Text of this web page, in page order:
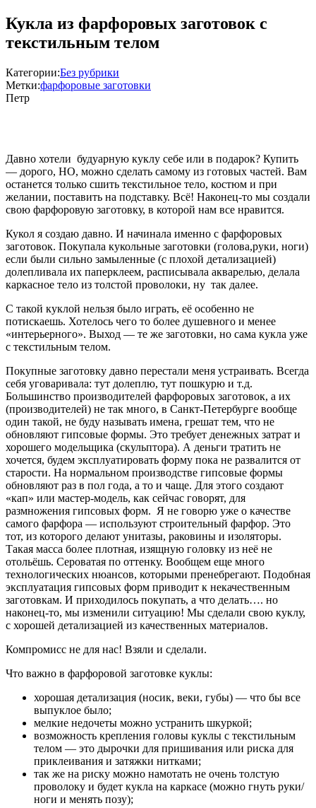
Кукла из фарфоровых заготовок с
текстильным телом
Категории:Без рубрики
Метки:фарфоровые заготовки
Петр
Давно хотели будуарную куклу себе или в подарок? Купить
— дорого, НО, можно сделать самому из готовых частей. Вам
останется только сшить текстильное тело, костюм и при
желании, поставить на подставку. Всё! Наконец-то мы создали
свою фарфоровую заготовку, в которой нам все нравится.
Кукол я создаю давно. И начинала именно с фарфоровых
заготовок. Покупала кукольные заготовки (голова,руки, ноги)
если были сильно замыленные (с плохой детализацией)
долепливала их паперклеем, расписывала акварелью, делала
каркасное тело из толстой проволоки, ну так далее.
С такой куклой нельзя было играть, её особенно не
потискаешь. Хотелось чего то более душевного и менее
«интерьерного». Выход — те же заготовки, но сама кукла уже
с текстильным телом.
Покупные заготовку давно перестали меня устраивать. Всегда
себя уговаривала: тут долеплю, тут пошкурю и т.д.
Большинство производителей фарфоровых заготовок, а их
(производителей) не так много, в Санкт-Петербурге вообще
один такой, не буду называть имена, грешат тем, что не
обновляют гипсовые формы. Это требует денежных затрат и
хорошего модельщика (скульптора). А деньги тратить не
хочется, будем эксплуатировать форму пока не развалится от
старости. На нормальном производстве гипсовые формы
обновляют раз в пол года, а то и чаще. Для этого создают
«кап» или мастер-модель, как сейчас говорят, для
размножения гипсовых форм. Я не говорю уже о качестве
самого фарфора — используют строительный фарфор. Это
тот, из которого делают унитазы, раковины и изоляторы.
Такая масса более плотная, изящную головку из неё не
отольёшь. Сероватая по оттенку. Вообщем еще много
технологических нюансов, которыми пренебрегают. Подобная
эксплуатация гипсовых форм приводит к некачественным
заготовкам. И приходилось покупать, а что делать…. но
наконец-то, мы изменили ситуацию! Мы сделали свою куклу,
с хорошей детализацией из качественных материалов.
Компромисс не для нас! Взяли и сделали.
Что важно в фарфоровой заготовке куклы:
хорошая детализация (носик, веки, губы) — что бы все
выпуклое было;
мелкие недочеты можно устранить шкуркой;
возможность крепления головы куклы с текстильным
телом — это дырочки для пришивания или риска для
приклеивания и затяжки нитками;
так же на риску можно намотать не очень толстую
проволоку и будет кукла на каркасе (можно гнуть руки/
ноги и менять позу);